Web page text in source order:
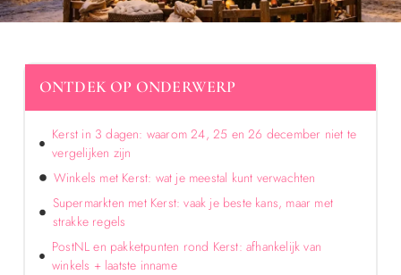
ONTDEK OP ONDERWERP
Kerst in 3 dagen: waarom 24, 25 en 26 december niet te
vergelijken zijn
Winkels met Kerst: wat je meestal kunt verwachten
Supermarkten met Kerst: vaak je beste kans, maar met
strakke regels
PostNL en pakketpunten rond Kerst: afhankelijk van
winkels + laatste inname